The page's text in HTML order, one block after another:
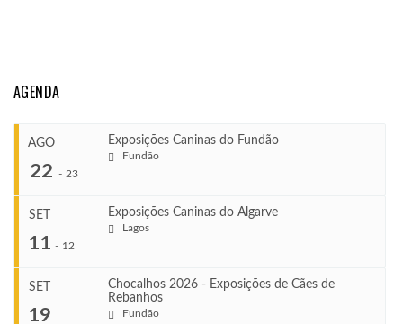
AGENDA
AGO
22 - 23
Exposições Caninas do Fundão
Fundão
Ago 22, 2026
SET
11 - 12
Exposições Caninas do Algarve
Lagos
SET
19
Chocalhos 2026 - Exposições de Cães de
Rebanhos
Fundão